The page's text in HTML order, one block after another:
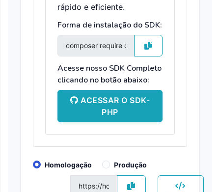
rápido e eficiente.
Forma de instalação do SDK:
Acesse nosso SDK Completo
clicando no botão abaixo:
ACESSAR O SDK-
PHP
Homologação Produção